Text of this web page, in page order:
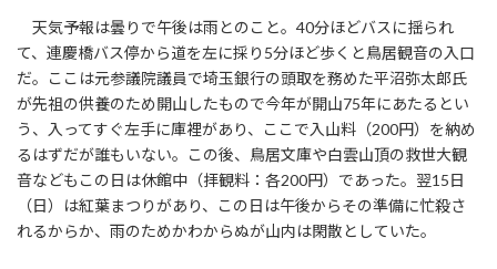
天気予報は曇りで午後は雨とのこと。40分ほどバスに揺られ
て、連慶橋バス停から道を左に採り5分ほど歩くと鳥居観音の入口
だ。ここは元参議院議員で埼玉銀行の頭取を務めた平沼弥太郎氏
が先祖の供養のため開山したもので今年が開山75年にあたるとい
う、入ってすぐ左手に庫裡があり、ここで入山料（200円）を納め
るはずだが誰もいない。この後、鳥居文庫や白雲山頂の救世大観
音などもこの日は休館中（拝観料：各200円）であった。翌15日
（日）は紅葉まつりがあり、この日は午後からその準備に忙殺さ
れるからか、雨のためかわからぬが山内は閑散としていた。